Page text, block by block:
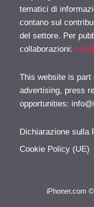
tematici di
contano sul
del settore. Per
collaborazioni:
This website is
advertising, press
opportunities:
Dichiarazione sulla
Cookie Policy (UE)
iPhoner.com